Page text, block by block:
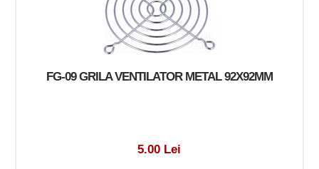
FG-09 GRILA VENTILATOR METAL 92X92MM
5.00 Lei